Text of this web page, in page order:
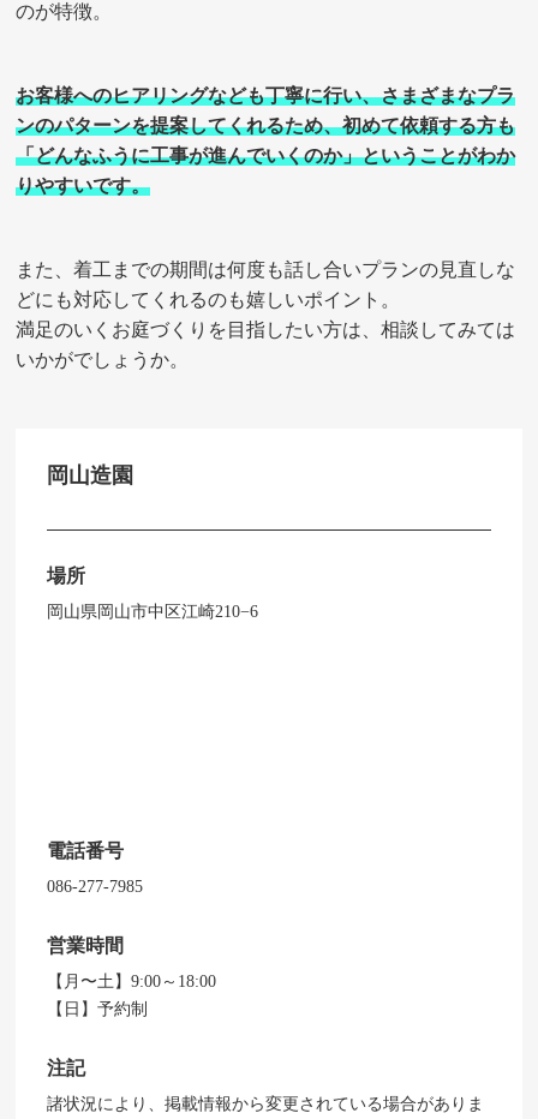
のが特徴。
お客様へのヒアリングなども丁寧に行い、さまざまなプラ
ンのパターンを提案してくれるため、初めて依頼する方も
「どんなふうに工事が進んでいくのか」ということがわか
りやすいです。
また、着工までの期間は何度も話し合いプランの見直しな
どにも対応してくれるのも嬉しいポイント。
満足のいくお庭づくりを目指したい方は、相談してみては
いかがでしょうか。
岡山造園
場所
岡山県岡山市中区江崎210−6
電話番号
086-277-7985
営業時間
【月〜土】9:00～18:00
【日】予約制
注記
諸状況により、掲載情報から変更されている場合がありま